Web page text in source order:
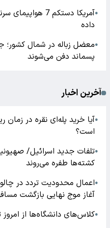
●
آمریکا دستکم 7
داده
●معضل زباله در شمال کشور؛
پسماند دفن می‌شوند
آخرین اخبار
●آیا خرید پله‌ای نقره در زمان
است؟
●تلفات جدید اسرائیل/
کشته‌ها طفره می‌روند
●
آغاز موج نهایی بازگشت
●کلاس‌های دانشگاه‌ها از